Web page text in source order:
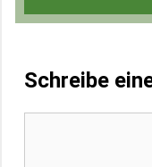
Schreibe